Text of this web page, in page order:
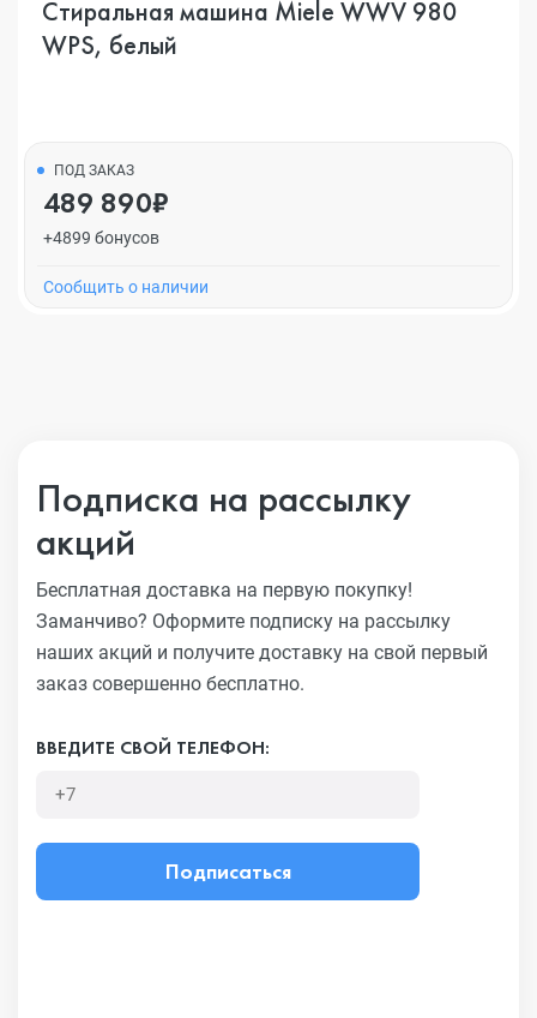
Стиральная машина Miele WWV 980
WPS, белый
ПОД ЗАКАЗ
489 890₽
+4899 бонусов
Cообщить о наличии
Подписка на рассылку
акций
Бесплатная доставка на первую покупку!
Заманчиво? Оформите подписку на рассылку
наших акций и получите доставку на свой первый
заказ совершенно бесплатно.
ВВЕДИТЕ СВОЙ ТЕЛЕФОН:
Подписаться